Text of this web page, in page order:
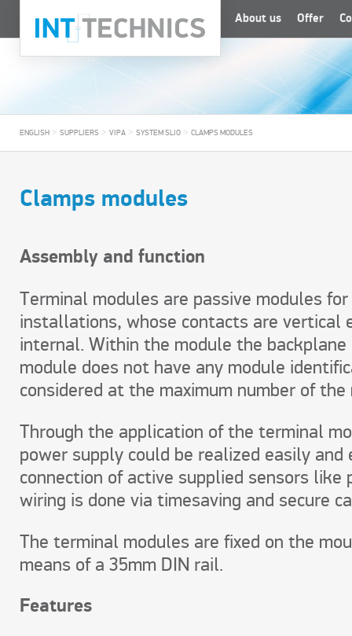
About us Offer
ENGLISH > SUPPLIERS > VIPA > SYSTEM SLIO > CLAMPS MODULES
Clamps modules
Assembly and function
Terminal modules are passive modules
installations, whose contacts are vertical
internal. Within the module the
module does not have any module
considered at the maximum number of the
Through the application of the terminal
power supply could be realized easily and
connection of active supplied sensors like
wiring is done via timesaving and secure
The terminal modules are fixed on the
means of a 35mm DIN rail.
Features